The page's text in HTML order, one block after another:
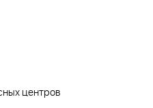
центров